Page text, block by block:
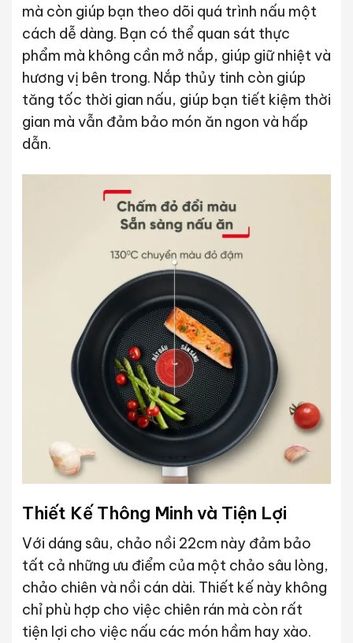
mà còn giúp bạn theo dõi quá trình nấu một
cách dễ dàng. Bạn có thể quan sát thực
phẩm mà không cần mở nắp, giúp giữ nhiệt và
hương vị bên trong. Nắp thủy tinh còn giúp
tăng tốc thời gian nấu, giúp bạn tiết kiệm thời
gian mà vẫn đảm bảo món ăn ngon và hấp
dẫn.
Thiết Kế Thông Minh và Tiện Lợi
Với dáng sâu, chảo nồi 22cm này đảm bảo
tất cả những ưu điểm của một chảo sâu lòng,
chảo chiên và nồi cán dài. Thiết kế này không
chỉ phù hợp cho việc chiên rán mà còn rất
tiện lợi cho việc nấu các món hầm hay xào.